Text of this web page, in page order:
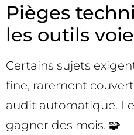
Pièges
les outils
Certains sujets
fine, rarement
audit automatique.
gagner des mois. 🧩